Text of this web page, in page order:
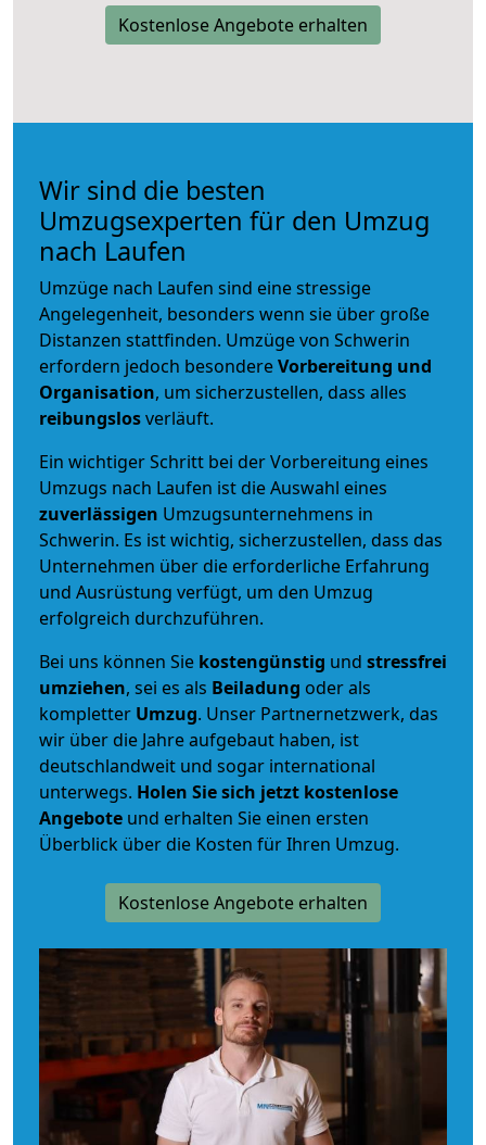
Kostenlose Angebote erhalten
Wir sind die besten
Umzugsexperten für den Umzug
nach Laufen
Umzüge nach Laufen sind eine stressige
Angelegenheit, besonders wenn sie über große
Distanzen stattfinden. Umzüge von Schwerin
erfordern jedoch besondereVorbereitung und
Organisation, um sicherzustellen, dass alles
reibungslosverläuft.
Ein wichtiger Schritt bei der Vorbereitung eines
Umzugs nach Laufen ist die Auswahl eines
zuverlässigen Umzugsunternehmens in
Schwerin. Es ist wichtig, sicherzustellen, dass das
Unternehmen über die erforderliche Erfahrung
und Ausrüstung verfügt, um den Umzug
erfolgreich durchzuführen.
Bei uns können Sie kostengünstig und stressfrei
umziehen, sei es als Beiladung oder als
kompletter Umzug. Unser Partnernetzwerk, das
wir über die Jahre aufgebaut haben, ist
deutschlandweit und sogar international
unterwegs. Holen Sie sich jetzt kostenlose
Angebote und erhalten Sie einen ersten
Überblick über die Kosten für Ihren Umzug.
Kostenlose Angebote erhalten